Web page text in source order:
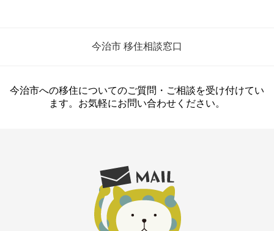
今治市 移住相談窓口
今治市への移住についてのご質問・ご相談を受け付けてい
ます。お気軽にお問い合わせください。